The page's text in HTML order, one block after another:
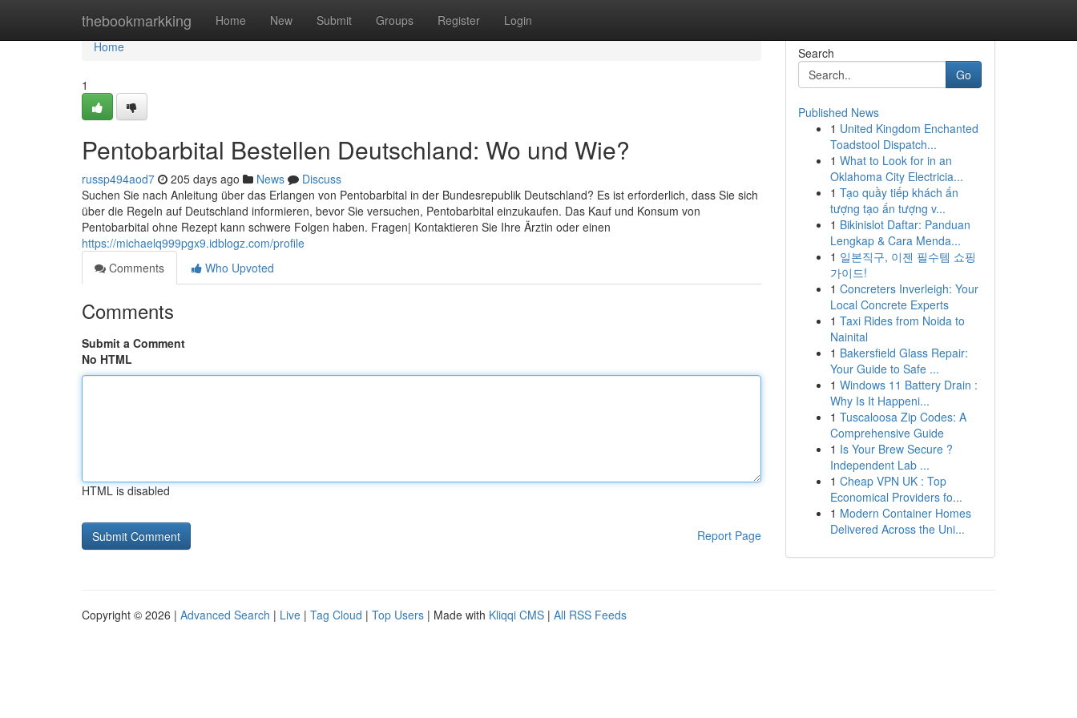
thebookmarkking Home New Submit Groups Register Login
Home
Home
1
Pentobarbital Bestellen Deutschland: Wo und Wie?
russp494aod7 205 days ago News
Discuss
Suchen Sie nach Anleitung über das Erlangen von Pentobarbital in der Bundesrepublik Deutschland? Es ist erforderlich, dass Sie sich
über die Regeln auf Deutschland informieren, bevor Sie versuchen, Pentobarbital einzukaufen. Das Kauf und Konsum von
Pentobarbital ohne Rezept kann schwere Folgen haben. Fragen| Kontaktieren Sie Ihre Ärztin oder einen
https://michaelq999pgx9.idblogz.com/profile
Comments
Who Upvoted
Comments
Submit a Comment
No HTML
HTML is disabled
Report Page
Search
Go
Published News
1 United Kingdom Enchanted
Toadstool Dispatch...
1 What to Look for in an
Oklahoma City Electricia...
1 Tạo quầy tiếp khách ấn
tượng tạo ấn tượng v...
1 Bikinislot Daftar: Panduan
Lengkap & Cara Menda...
1 일본직구, 이젠 필수템 쇼핑
가이드!
1 Concreters Inverleigh: Your
Local Concrete Experts
1 Taxi Rides from Noida to
Nainital
1 Bakersfield Glass Repair:
Your Guide to Safe ...
1 Windows 11 Battery Drain :
Why Is It Happeni...
1 Tuscaloosa Zip Codes: A
Comprehensive Guide
1 Is Your Brew Secure ?
Independent Lab ...
1 Cheap VPN UK : Top
Economical Providers fo...
1 Modern Container Homes
Delivered Across the Uni...
Copyright © 2026 | Advanced Search | Live | Tag Cloud | Top Users | Made with Kliqqi CMS | All RSS Feeds